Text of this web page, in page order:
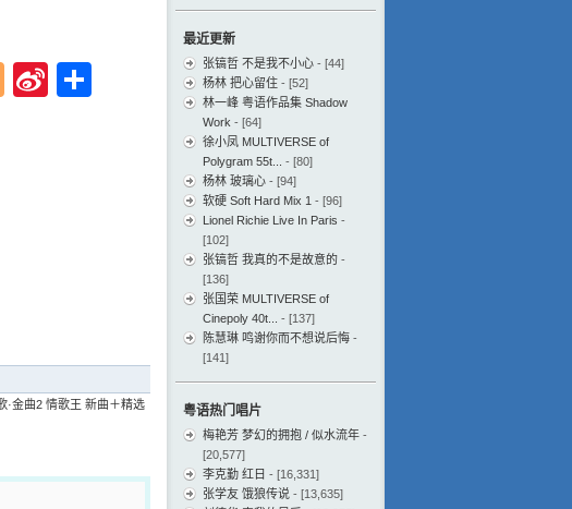
Blogger
Sina
·金曲2 情歌王 新曲＋精选
档
最近更新
张镐哲 不是我不小心 - [44]
杨林 把心留住 - [52]
林一峰 粤语作品集 Shadow
Work - [64]
徐小凤 MULTIVERSE of
Polygram 55t...
- [80]
杨林 玻璃心 - [94]
软硬 Soft Hard Mix 1 - [96]
Lionel Richie Live In Paris -
[102]
张镐哲 我真的不是故意的 -
[136]
张国荣 MULTIVERSE of
Cinepoly 40t...
- [137]
陈慧琳 鸣谢你而不想说后悔 -
[141]
粤语热门唱片
梅艳芳 梦幻的拥抱 / 似水流年 -
[20,577]
李克勤 红日 - [16,331]
张学友 饿狼传说 - [13,635]